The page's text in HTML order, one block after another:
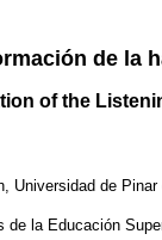
de la
of the
de
la Educación